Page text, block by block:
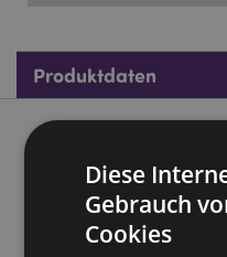
Produktdaten
J'Adoramals Herz Kirsche
Material:Pappe,
Diese
Gebrauch
Cookies